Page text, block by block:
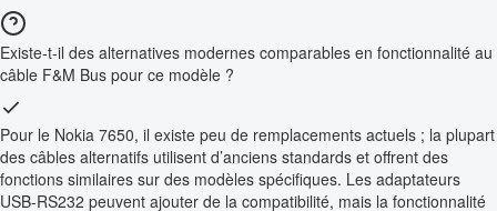
Existe-t-il des alternatives modernes comparables en fonctionnalité au
câble F&M Bus pour ce modèle ?
Pour le Nokia 7650, il existe peu de remplacements actuels ; la plupart
des câbles alternatifs utilisent d’anciens standards et offrent des
fonctions similaires sur des modèles spécifiques. Les adaptateurs
USB-RS232 peuvent ajouter de la compatibilité, mais la fonctionnalité